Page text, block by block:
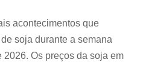
acontecimentos que
soja durante a semana
Os preços da soja em